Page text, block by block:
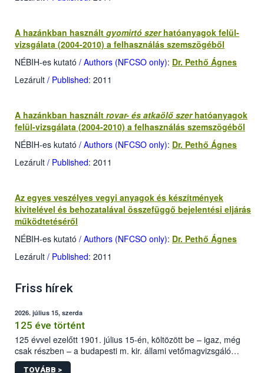
A hazánkban használt gyomirtó szerhatóanyagok felül-
vizsgálata (2004-2010) a felhasználás szemszögéből
NÉBIH-es kutató / Authors (NFCSO only): Dr. Pethő Ágnes
Lezárult / Published: 2011
A hazánkban használt rovar- és atkaölő szerhatóanyagok
felül-vizsgálata (2004-2010) a felhasználás szemszögéből
NÉBIH-es kutató / Authors (NFCSO only): Dr. Pethő Ágnes
Lezárult / Published: 2011
Az egyes veszélyes vegyi anyagok és készítmények
kivitelével és behozatalával összefüggő bejelentési eljárás
működtetéséről
NÉBIH-es kutató / Authors (NFCSO only): Dr. Pethő Ágnes
Lezárult / Published: 2011
Friss hírek
2026. július 15, szerda
125 éve történt
125 évvel ezelőtt 1901. július 15-én, költözött be – igaz, még
csak részben – a budapesti m. kir. állami vetőmagvizsgáló
állomás a Kis Rókus utca 15. szám alatti, Czigler Győző által
TOVÁBB >